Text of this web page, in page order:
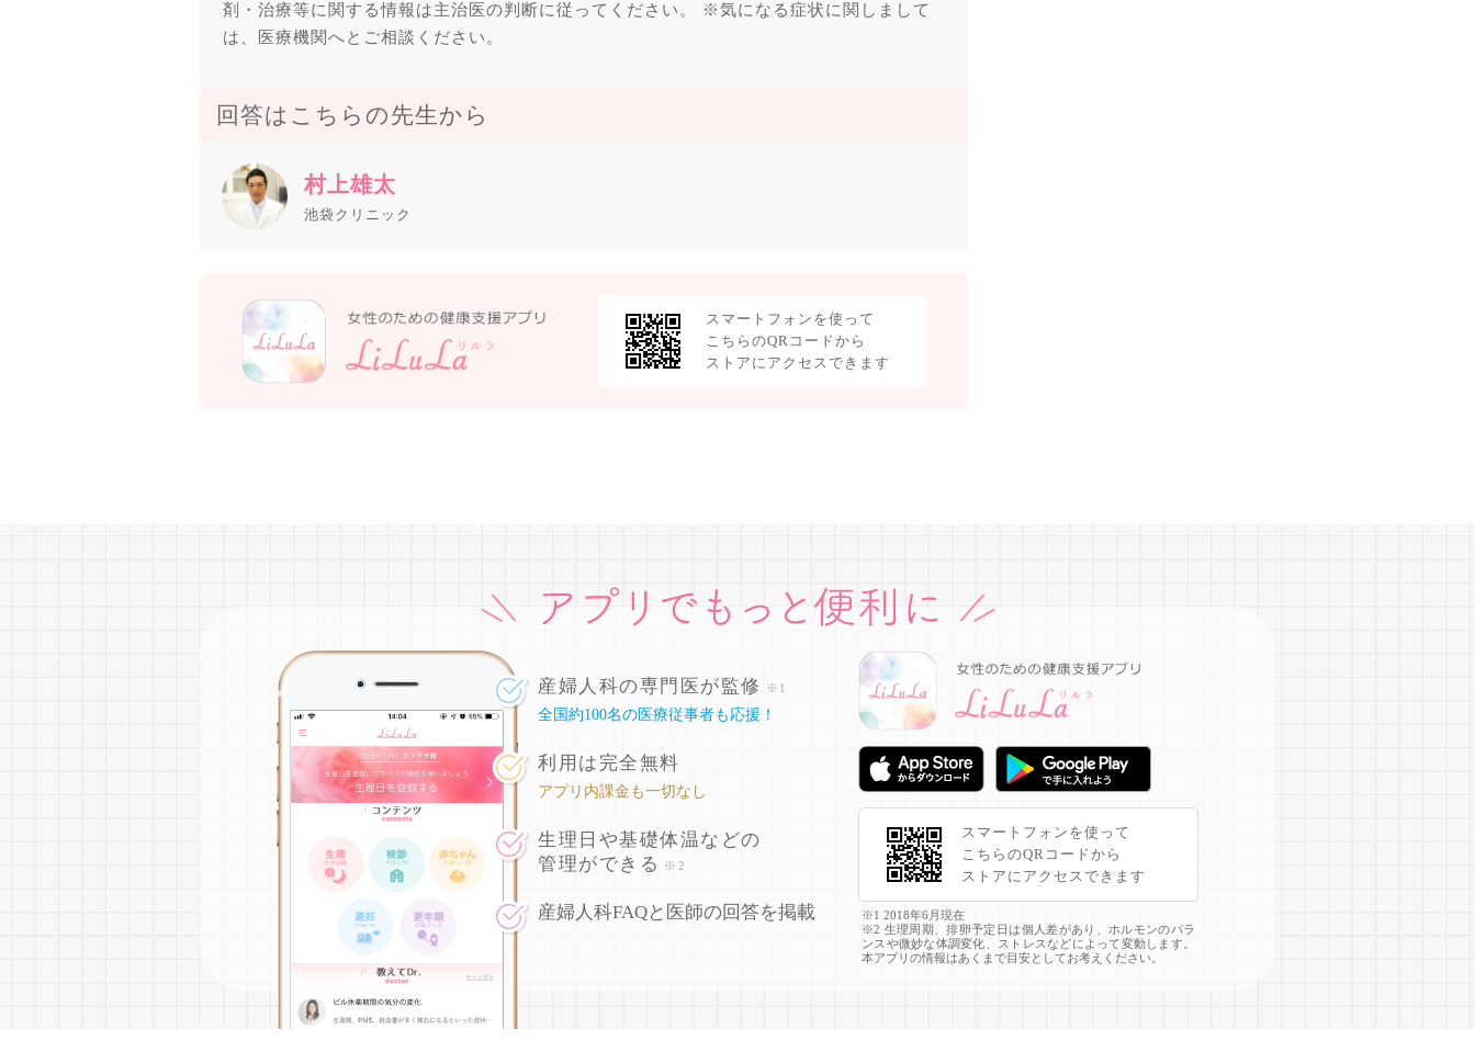
剤・治療等に関する情報は主治医の判断に従ってください。 ※気になる症状に関しまして
は、医療機関へとご相談ください。
回答はこちらの先生から
村上雄太
池袋クリニック
スマートフォンを使って
こちらのQRコードから
ストアにアクセスできます
産婦人科の専門医が監修 ※1
全国約100名の医療従事者も応援！
利用は完全無料
アプリ内課金も一切なし
生理日や基礎体温などの
管理ができる
※2
産婦人科FAQと医師の回答を掲載
スマートフォンを使って
こちらのQRコードから
ストアにアクセスできます
※1 2018年6月現在
※2 生理周期、排卵予定日は個人差があり、ホルモンのバラ
ンスや微妙な体調変化、ストレスなどによって変動します。
本アプリの情報はあくまで目安としてお考えください。